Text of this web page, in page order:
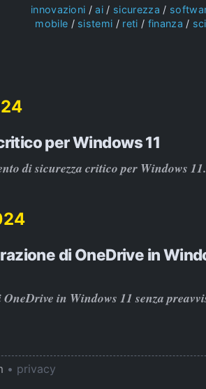
innovazioni ai sicurezza
mobile
sistemi reti finanza
per Windows 11
di sicurezza critico per Windows 11.
di OneDrive in
in Windows 11 senza
• privacy